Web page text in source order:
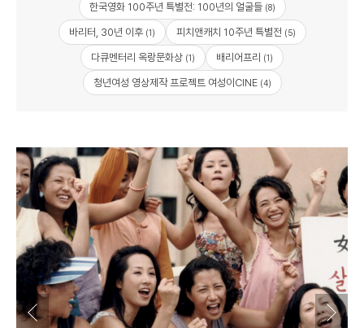
한국영화 100주년 특별전: 100년의 얼굴들(8)
바리터, 30년 이후(1) 피치앤캐치 10주년 특별전 (5)
다큐멘터리 옥랑문화상 (1) 배리어프리 (1)
청년여성 영상제작 프로젝트 여성이CINE(4)